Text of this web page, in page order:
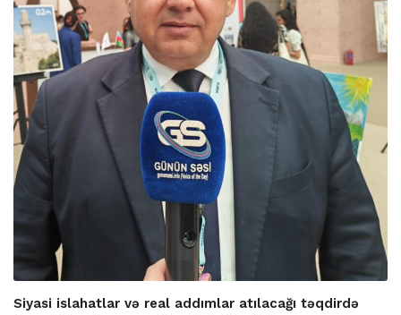
Siyasi islahatlar və real addımlar atılacağı təqdirdə